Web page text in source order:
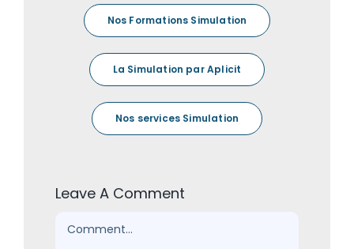
Nos Formations Simulation
La Simulation par Aplicit
Nos services Simulation
Leave A Comment
Comment